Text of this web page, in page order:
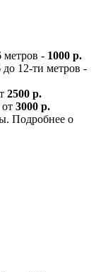
метров - 1000 р.
до 12-ти метров -
2500 р.
3000 р.
Подробнее о